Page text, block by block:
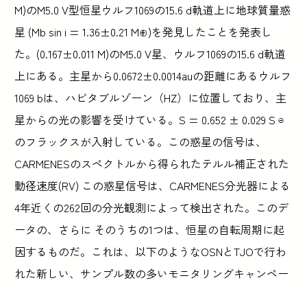
M)のM5.0 V型恒星ウルフ1069の15.6 d軌道上に地球質量惑
星 (Mb sin i = 1.36±0.21 M⊕)を発見したことを発表し
た。(0.167±0.011 M)のM5.0 V星、ウルフ1069の15.6 d軌道
上にある。主星から0.0672±0.0014auの距離にあるウルフ
1069 bは、ハビタブルゾーン（HZ）に位置しており、主
星からの光の影響を受けている。S = 0.652 ± 0.029 S ⊖
のフラックスが入射している。この惑星の信号は、
CARMENESのスペクトルから得られたテルル補正された
動径速度(RV) この惑星信号は、CARMENES分光器による
4年近くの262回の分光観測によって検出された。このデ
ータの、さらに そのうちの1つは、恒星の自転周期に起
因するものだ。これは、以下のようなOSNとTJOで行わ
れた新しい、サンプル数の多いモニタリングキャンペー